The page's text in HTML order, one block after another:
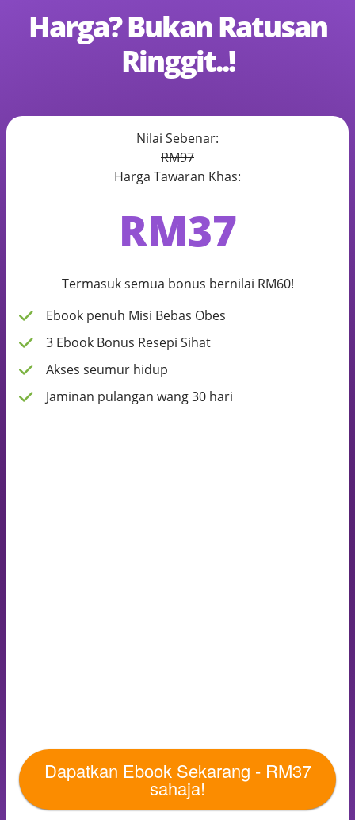
Harga? Bukan Ratusan
Ringgit..!
Nilai Sebenar:
RM97
Harga Tawaran Khas:
RM37
Termasuk semua bonus bernilai RM60!
Ebook penuh Misi Bebas Obes
3 Ebook Bonus Resepi Sihat
Akses seumur hidup
Jaminan pulangan wang 30 hari
Dapatkan Ebook Sekarang - RM37
sahaja!